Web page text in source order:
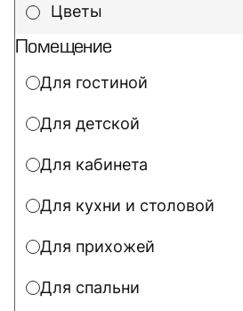
Помещение
Для гостиной
Для детской
Для кабинета
Для кухни и столовой
Для прихожей
Для спальни
Цветы